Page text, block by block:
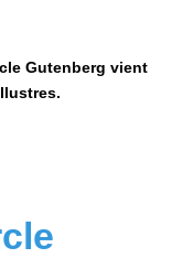
Gutenberg vient